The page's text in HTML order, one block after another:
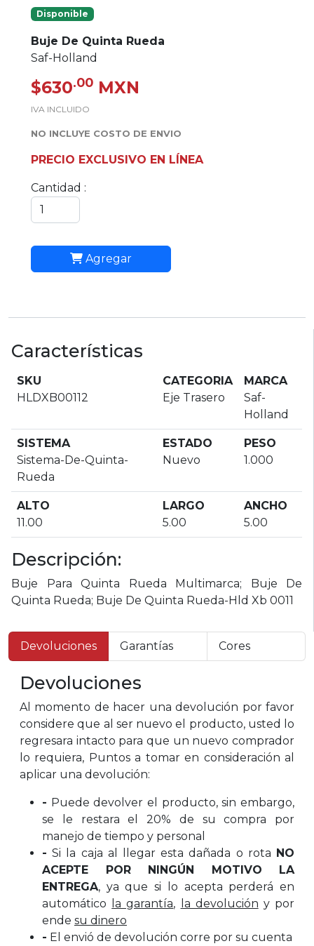
Disponible
Buje De Quinta Rueda
Saf-Holland
$630.00 MXN
IVA INCLUIDO
NO INCLUYE COSTO DE ENVIO
PRECIO EXCLUSIVO EN LÍNEA
Cantidad :
Agregar
Características
SKU
HLDXB00112
CATEGORIA
Eje Trasero
MARCA
Saf-
Holland
SISTEMA
Sistema-De-Quinta-
Rueda
ESTADO
Nuevo
PESO
1.000
ALTO
11.00
LARGO
5.00
ANCHO
5.00
Descripción:
Buje Para Quinta Rueda Multimarca; Buje De
Quinta Rueda; Buje De Quinta Rueda-Hld Xb 0011
Devoluciones Garantías Cores
Devoluciones
Al momento de hacer una devolución por favor
considere que al ser nuevo el producto, usted lo
regresara intacto para que un nuevo comprador
lo requiera, Puntos a tomar en consideración al
aplicar una devolución:
- Puede devolver el producto, sin embargo,
se le restara el 20% de su compra por
manejo de tiempo y personal
- Si la caja al llegar esta dañada o rota NO
ACEPTE POR NINGÚN MOTIVO LA
ENTREGA, ya que si lo acepta perderá en
automático
la garantía, la devolución y por
ende su dinero
- El envió de devolución corre por su cuenta